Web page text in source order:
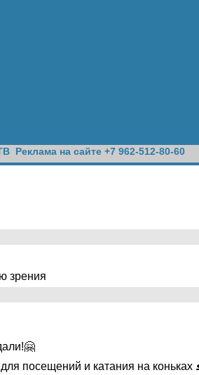
Реклама на сайте +7 962-512-80-60
зрения
посещений и катания на коньках